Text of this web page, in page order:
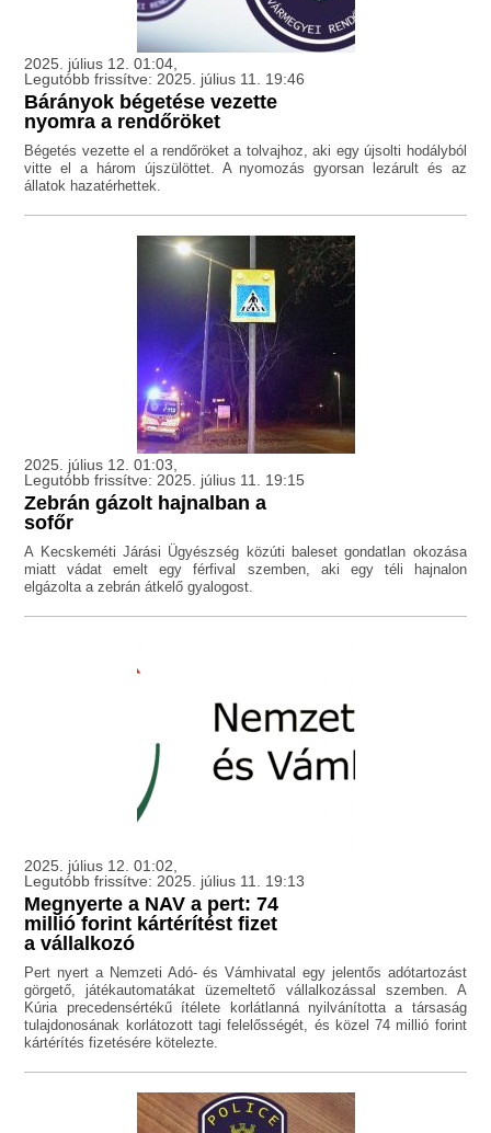
2025. július 12. 01:04,
Legutóbb frissítve: 2025. július 11. 19:46
Bárányok bégetése vezette
nyomra a rendőröket
Bégetés vezette el a rendőröket a tolvajhoz, aki egy újsolti hodályból
vitte el a három újszülöttet. A nyomozás gyorsan lezárult és az
állatok hazatérhettek.
2025. július 12. 01:03,
Legutóbb frissítve: 2025. július 11. 19:15
Zebrán gázolt hajnalban a
sofőr
A Kecskeméti Járási Ügyészség közúti baleset gondatlan okozása
miatt vádat emelt egy férfival szemben, aki egy téli hajnalon
elgázolta a zebrán átkelő gyalogost.
2025. július 12. 01:02,
Legutóbb frissítve: 2025. július 11. 19:13
Megnyerte a NAV a pert: 74
millió forint kártérítést fizet
a vállalkozó
Pert nyert a Nemzeti Adó- és Vámhivatal egy jelentős adótartozást
görgető, játékautomatákat üzemeltető vállalkozással szemben. A
Kúria precedensértékű ítélete korlátlanná nyilvánította a társaság
tulajdonosának korlátozott tagi felelősségét, és közel 74 millió forint
kártérítés fizetésére kötelezte.